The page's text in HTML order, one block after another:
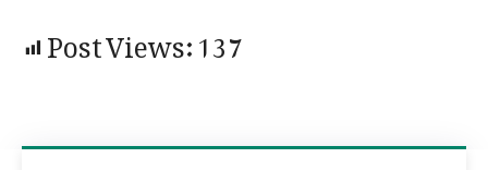
Post Views:137